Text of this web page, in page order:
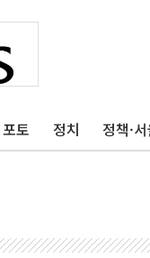
포토 정치 정책·